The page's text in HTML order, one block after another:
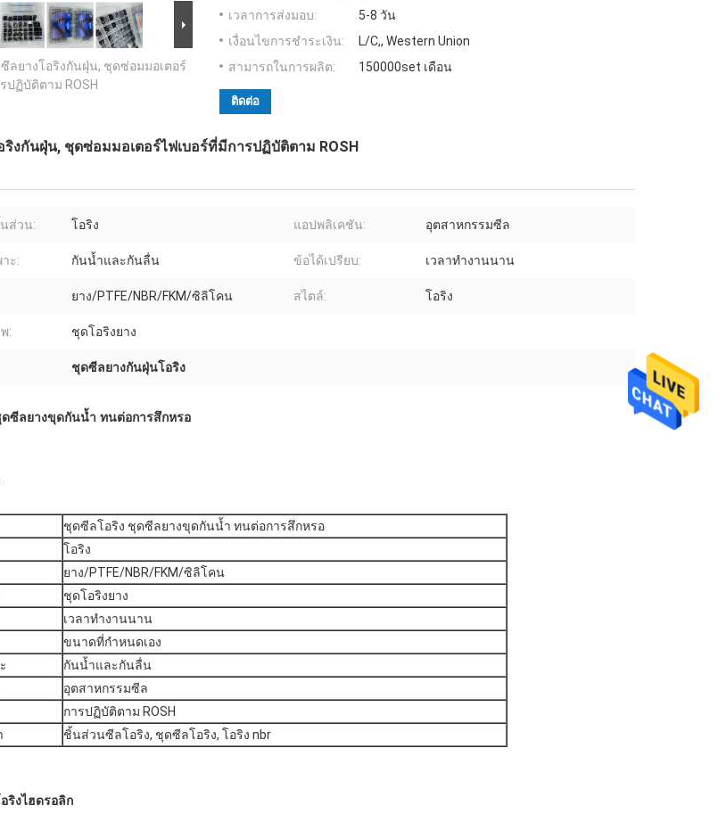
ลยางโอริงกันฝุ่น, ชุดซ่อมมอเตอร์
ปฏิบัติตาม ROSH
เวลาการส่งมอบ:
5-8 วัน
เงื่อนไขการชำระเงิน:
L/C,, Western Union
สามารถในการผลิต:
150000set เดือน
ติดต่อ
ริงกันฝุ่น, ชุดซ่อมมอเตอร์ไฟเบอร์ที่มีการปฏิบัติตาม ROSH
ส่วน: โอริง แอปพลิเคชัน: อุตสาหกรรมซีล
ะ: กันน้ำและกันลื่น ข้อได้เปรียบ: เวลาทำงานนาน
ยาง/PTFE/NBR/FKM/ซิลิโคน สไตล์: โอริง
: ชุดโอริงยาง
ชุดซีลยางกันฝุ่นโอริง
ซีลยางขุดกันน้ำ ทนต่อการสึกหรอ
ชุดซีลโอริง ชุดซีลยางขุดกันน้ำ ทนต่อการสึกหรอ
โอริง
ยาง/PTFE/NBR/FKM/ซิลิโคน
ชุดโอริงยาง
เวลาทำงานนาน
ขนาดที่กำหนดเอง
กันน้ำและกันลื่น
อุตสาหกรรมซีล
การปฏิบัติตาม ROSH
ชิ้นส่วนซีลโอริง, ชุดซีลโอริง, โอริง nbr
ริงไฮดรอลิก